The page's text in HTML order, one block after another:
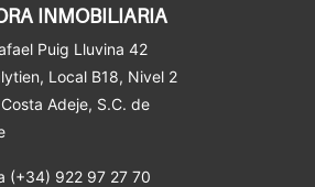
INMOBILIARIA
Puig Lluvina 42
Local B18, Nivel 2
Adeje, S.C. de
(+34) 922 97 27 70